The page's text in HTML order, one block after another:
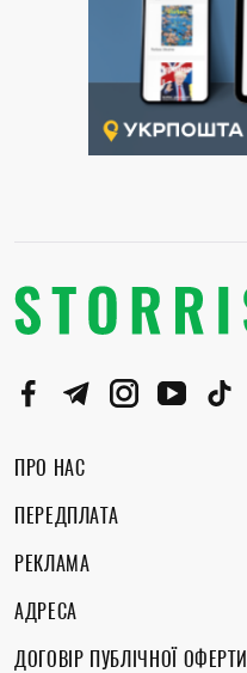
ПРО НАС
ПЕРЕДПЛАТА
РЕКЛАМА
АДРЕСА
ДОГОВІР ПУБЛІЧНОЇ ОФЕРТИ